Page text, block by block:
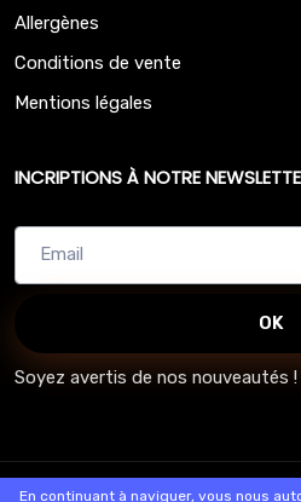
Allergènes
Conditions de vente
Mentions légales
INCRIPTIONS À NOTRE
OK
Soyez avertis de nos nouveautés !
© 2026 - Logiciel SaasFood -
En continuant à naviguer, vous nous